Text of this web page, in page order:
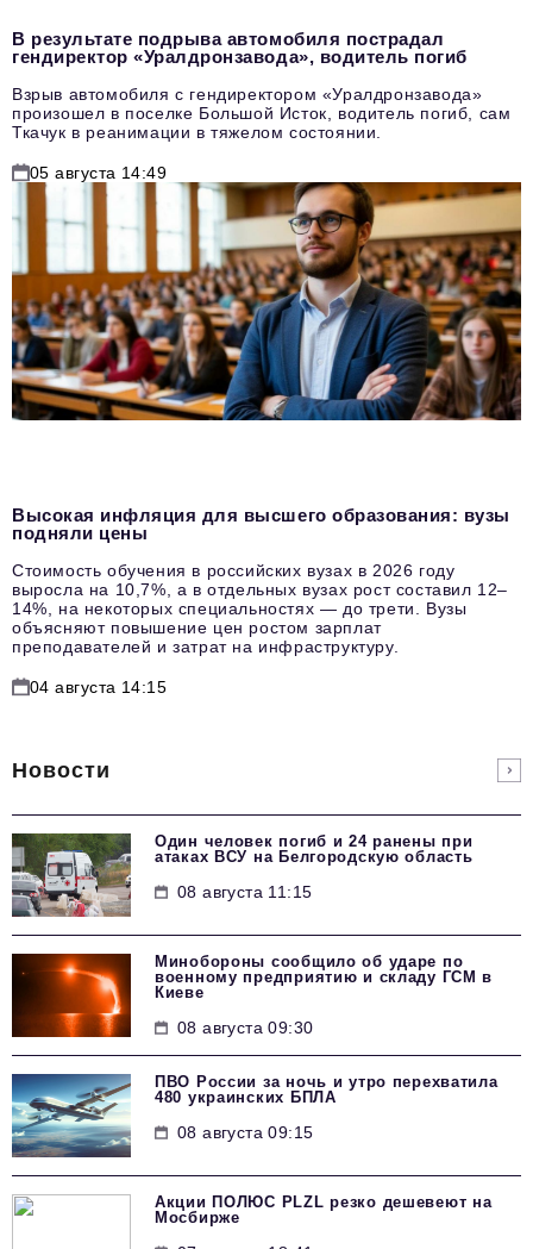
В результате подрыва автомобиля пострадал
гендиректор «Уралдронзавода», водитель погиб
Взрыв автомобиля с гендиректором «Уралдронзавода»
произошел в поселке Большой Исток, водитель погиб, сам
Ткачук в реанимации в тяжелом состоянии.
05 августа 14:49
Высокая инфляция для высшего образования: вузы
подняли цены
Стоимость обучения в российских вузах в 2026 году
выросла на 10,7%, а в отдельных вузах рост составил 12–
14%, на некоторых специальностях — до трети. Вузы
объясняют повышение цен ростом зарплат
преподавателей и затрат на инфраструктуру.
04 августа 14:15
Новости
Один человек погиб и 24 ранены при
атаках ВСУ на Белгородскую область
08 августа 11:15
Минобороны сообщило об ударе по
военному предприятию и складу ГСМ в
Киеве
08 августа 09:30
ПВО России за ночь и утро перехватила
480 украинских БПЛА
08 августа 09:15
Акции ПОЛЮС PLZL резко дешевеют на
Мосбирже